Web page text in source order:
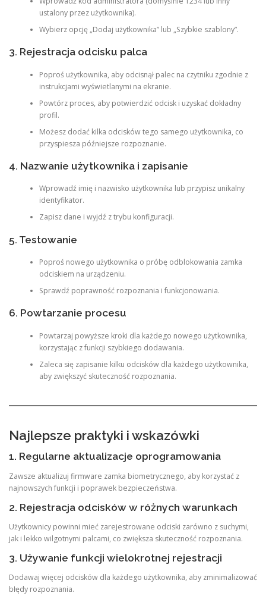
ustalony przez użytkownika).
Wybierz opcję „Dodaj użytkownika” lub „Szybkie szablony”.
3. Rejestracja odcisku palca
Poproś użytkownika, aby odcisnął palec na czytniku zgodnie z
instrukcjami wyświetlanymi na ekranie.
Powtórz proces, aby potwierdzić odcisk i uzyskać dokładny
profil.
Możesz dodać kilka odcisków tego samego użytkownika, co
przyspiesza późniejsze rozpoznanie.
4. Nazwanie użytkownika i zapisanie
Wprowadź imię i nazwisko użytkownika lub przypisz unikalny
identyfikator.
Zapisz dane i wyjdź z trybu konfiguracji.
5. Testowanie
Poproś nowego użytkownika o próbę odblokowania zamka
odciskiem na urządzeniu.
Sprawdź poprawność rozpoznania i funkcjonowania.
6. Powtarzanie procesu
Powtarzaj powyższe kroki dla każdego nowego użytkownika,
korzystając z funkcji szybkiego dodawania.
Zaleca się zapisanie kilku odcisków dla każdego użytkownika,
aby zwiększyć skuteczność rozpoznania.
Najlepsze praktyki i wskazówki
1. Regularne aktualizacje oprogramowania
Zawsze aktualizuj firmware zamka biometrycznego, aby korzystać z
najnowszych funkcji i poprawek bezpieczeństwa.
2. Rejestracja odcisków w różnych warunkach
Użytkownicy powinni mieć zarejestrowane odciski zarówno z suchymi,
jak i lekko wilgotnymi palcami, co zwiększa skuteczność rozpoznania.
3. Używanie funkcji wielokrotnej rejestracji
Dodawaj więcej odcisków dla każdego użytkownika, aby zminimalizować
błędy rozpoznania.